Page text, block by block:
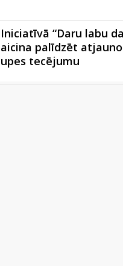
Iniciatīvā “Daru labu
aicina palīdzēt
upes tecējumu